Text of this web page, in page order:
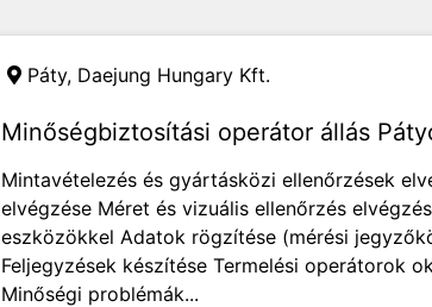
Páty, Daejung Hungary Kft.
Minőségbiztosítási operátor állás
Mintavételezés és gyártásközi ellenőrzések
elvégzése Méret és vizuális ellenőrzés
eszközökkel Adatok rögzítése (mérési
Feljegyzések készítése Termelési operátorok
Minőségi problémák...